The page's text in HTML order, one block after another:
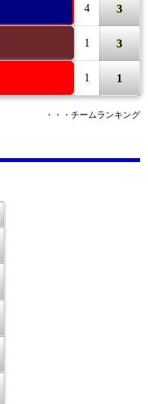
4 3
1 3
1 1
・・・チームランキング